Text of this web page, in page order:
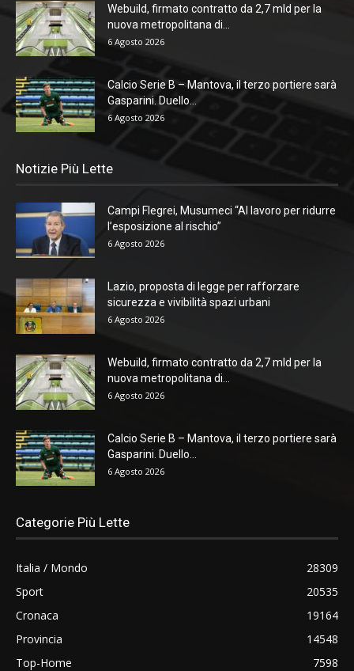
Webuild, firmato contratto da 2,7 mld per la
nuova metropolitana di...
6 Agosto 2026
Calcio Serie B – Mantova, il terzo portiere sarà
Gasparini. Duello...
6 Agosto 2026
Notizie Più Lette
Campi Flegrei, Musumeci “Al lavoro per ridurre
l’esposizione al rischio”
6 Agosto 2026
Lazio, proposta di legge per rafforzare
sicurezza e vivibilità spazi urbani
6 Agosto 2026
Webuild, firmato contratto da 2,7 mld per la
nuova metropolitana di...
6 Agosto 2026
Calcio Serie B – Mantova, il terzo portiere sarà
Gasparini. Duello...
6 Agosto 2026
Categorie Più Lette
Italia / Mondo
28309
Sport
20535
Cronaca
19164
Provincia
14548
Top-Home
7598